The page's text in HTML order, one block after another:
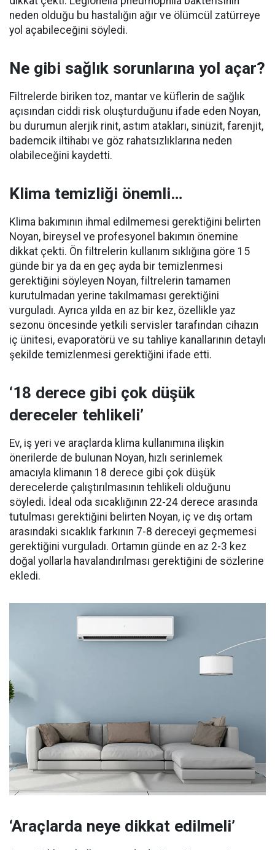
neden olduğu bu hastalığın ağır ve ölümcül zatürreye
yol açabileceğini söyledi.
Ne gibi sağlık sorunlarına yol açar?
Filtrelerde biriken toz, mantar ve küflerin de sağlık
açısından ciddi risk oluşturduğunu ifade eden Noyan,
bu durumun alerjik rinit, astım atakları, sinüzit, farenjit,
bademcik iltihabı ve göz rahatsızlıklarına neden
olabileceğini kaydetti.
Klima temizliği önemli…
Klima bakımının ihmal edilmemesi gerektiğini belirten
Noyan, bireysel ve profesyonel bakımın önemine
dikkat çekti. Ön filtrelerin kullanım sıklığına göre 15
günde bir ya da en geç ayda bir temizlenmesi
gerektiğini söyleyen Noyan, filtrelerin tamamen
kurutulmadan yerine takılmaması gerektiğini
vurguladı. Ayrıca yılda en az bir kez, özellikle yaz
sezonu öncesinde yetkili servisler tarafından cihazın
iç ünitesi, evaporatörü ve su tahliye kanallarının detaylı
şekilde temizlenmesi gerektiğini ifade etti.
‘18 derece gibi çok düşük
dereceler tehlikeli’
Ev, iş yeri ve araçlarda klima kullanımına ilişkin
önerilerde de bulunan Noyan, hızlı serinlemek
amacıyla klimanın 18 derece gibi çok düşük
derecelerde çalıştırılmasının tehlikeli olduğunu
söyledi. İdeal oda sıcaklığının 22-24 derece arasında
tutulması gerektiğini belirten Noyan, iç ve dış ortam
arasındaki sıcaklık farkının 7-8 dereceyi geçmemesi
gerektiğini vurguladı. Ortamın günde en az 2-3 kez
doğal yollarla havalandırılması gerektiğini de sözlerine
ekledi.
‘Araçlarda neye dikkat edilmeli’